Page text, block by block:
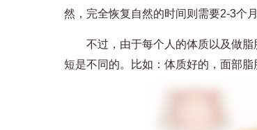
然，完全恢复自然的时间则需要2-3个月
不过，由于每个人的体质以及做脂
短是不同的。比如：体质好的，面部脂